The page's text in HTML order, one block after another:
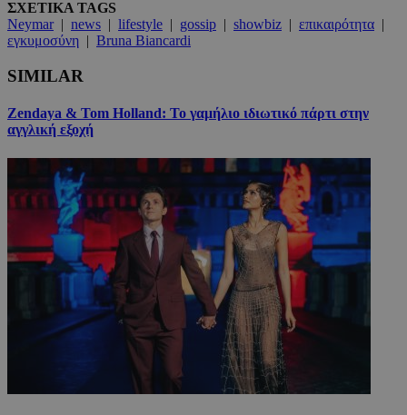
ΣΧΕΤΙΚΑ TAGS
Neymar| news | lifestyle | gossip | showbiz | επικαιρότητα |
εγκυμοσύνη | Bruna Biancardi
SIMILAR
Zendaya & Tom Holland: Το γαμήλιο ιδιωτικό πάρτι στην
αγγλική εξοχή